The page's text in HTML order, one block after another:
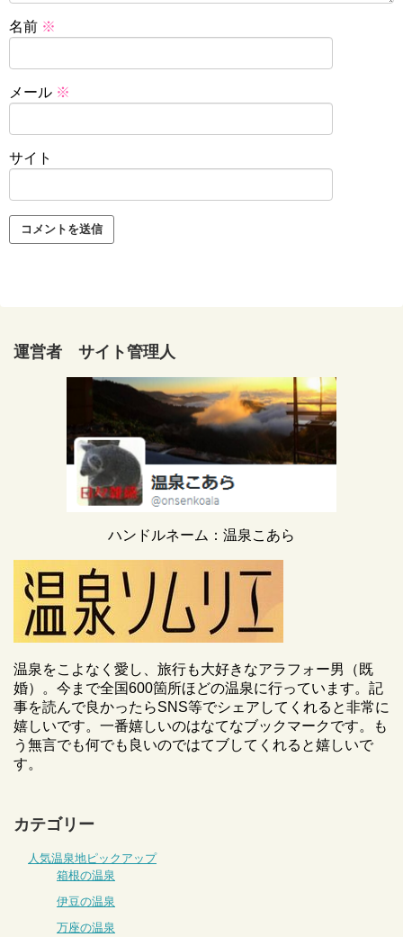
名前 ※
メール ※
サイト
運営者 サイト管理人
ハンドルネーム：温泉こあら
温泉をこよなく愛し、旅行も大好きなアラフォー男（既
婚）。今まで全国600箇所ほどの温泉に行っています。記
事を読んで良かったらSNS等でシェアしてくれると非常に
嬉しいです。一番嬉しいのはなてなブックマークです。も
う無言でも何でも良いのではてブしてくれると嬉しいで
す。
カテゴリー
人気温泉地ピックアップ
箱根の温泉
伊豆の温泉
万座の温泉